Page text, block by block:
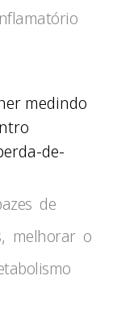
de-
de
melhorar o